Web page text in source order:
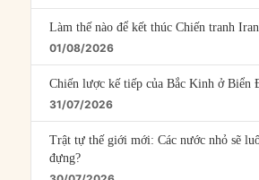
Làm thế nào để kết thúc Chiến tranh
01/08/2026
Chiến lược kế tiếp của Bắc Kinh ở Biển
31/07/2026
Trật tự thế giới mới: Các nước nhỏ sẽ
đựng?